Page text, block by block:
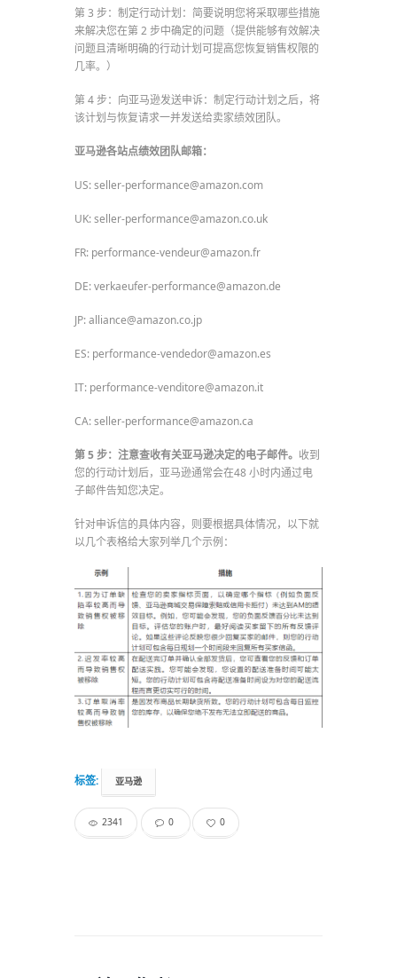
第 3 步：制定行动计划：简要说明您将采取哪些措施
来解决您在第 2 步中确定的问题（提供能够有效解决
问题且清晰明确的行动计划可提高您恢复销售权限的
几率。）
第 4 步：向亚马逊发送申诉：制定行动计划之后，将
该计划与恢复请求一并发送给卖家绩效团队。
亚马逊各站点绩效团队邮箱：
US: seller-performance@amazon.com
UK: seller-performance@amazon.co.uk
FR: performance-vendeur@amazon.fr
DE: verkaeufer-performance@amazon.de
JP: alliance@amazon.co.jp
ES: performance-vendedor@amazon.es
IT: performance-venditore@amazon.it
CA: seller-performance@amazon.ca
第 5 步：注意查收有关亚马逊决定的电子邮件。 收到
您的行动计划后，亚马逊通常会在48 小时内通过电
子邮件告知您决定。
针对申诉信的具体内容，则要根据具体情况，以下就
以几个表格给大家列举几个示例：
标签: 亚马逊
2341 0 0